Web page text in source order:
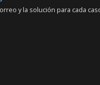
y la solución para cada